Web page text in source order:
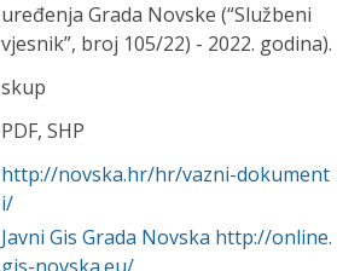
uređenja Grada Novske (“Službeni
vjesnik”, broj 105/22) - 2022. godina).
skup
PDF, SHP
http://novska.hr/hr/vazni-dokument
i/
Javni Gis Grada Novska http://online.